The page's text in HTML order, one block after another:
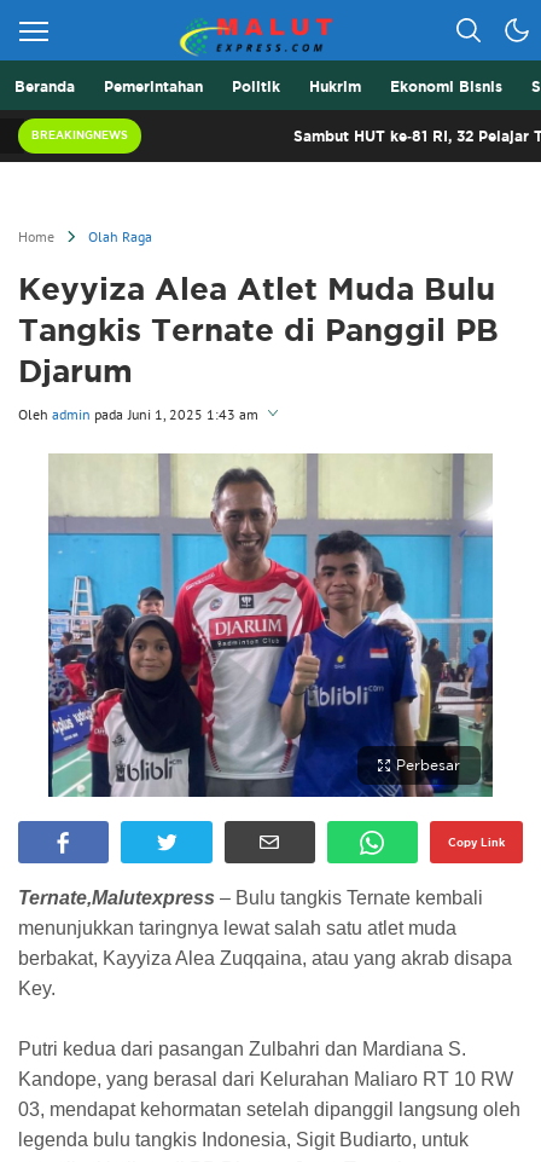
Malut Express
Beranda Pemerintahan Politik Hukrim Ekonomi Bisnis
BREAKINGNEWS Sambut HUT ke-81 RI, 32 Pelajar
Home Olah Raga
Keyyiza Alea Atlet Muda Bulu
Tangkis Ternate di Panggil PB
Djarum
Oleh admin pada Juni 1, 2025 1:43 am
Perbesar
Copy Link
Ternate,Malutexpress – Bulu tangkis Ternate kembali
menunjukkan taringnya lewat salah satu atlet muda
berbakat, Kayyiza Alea Zuqqaina, atau yang akrab disapa
Key.
Putri kedua dari pasangan Zulbahri dan Mardiana S.
Kandope, yang berasal dari Kelurahan Maliaro RT 10 RW
03, mendapat kehormatan setelah dipanggil langsung oleh
legenda bulu tangkis Indonesia, Sigit Budiarto, untuk